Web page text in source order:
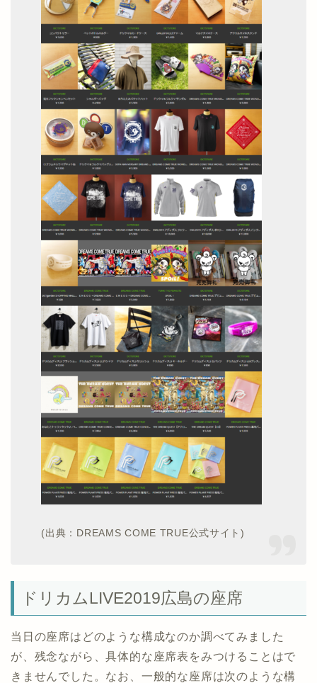
(出典：DREAMS COME TRUE公式サイト)
ドリカムLIVE2019広島の座席
当日の座席はどのような構成なのか調べてみました
が、残念ながら、具体的な座席表をみつけることはで
きませんでした。なお、一般的な座席は次のような構